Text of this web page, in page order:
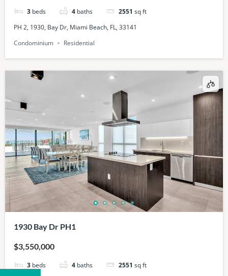
3 beds 4 baths 2551 sq ft
PH 2, 1930, Bay Dr, Miami Beach, FL, 33141
Condominium
Residential
1930 Bay Dr PH1
$3,550,000
3 beds 4 baths 2551 sq ft